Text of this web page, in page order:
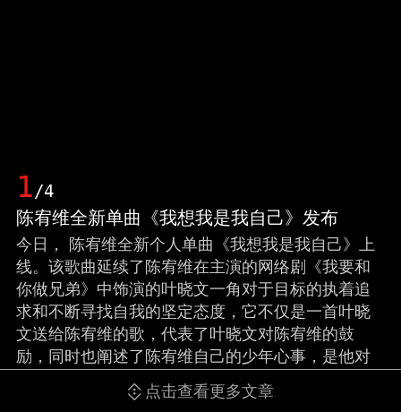
1/4
陈宥维全新单曲《我想我是我自己》发布
今日， 陈宥维全新个人单曲《我想我是我自己》上
线。该歌曲延续了陈宥维在主演的网络剧《我要和
你做兄弟》中饰演的叶晓文一角对于目标的执着追
求和不断寻找自我的坚定态度，它不仅是一首叶晓
文送给陈宥维的歌，代表了叶晓文对陈宥维的鼓
励，同时也阐述了陈宥维自己的少年心事，是他对
于自我首次内心成长历程的告白与阐述。同时，
《我要和你做兄弟》非会员至此也圆满收官，歌曲
点击查看更多文章